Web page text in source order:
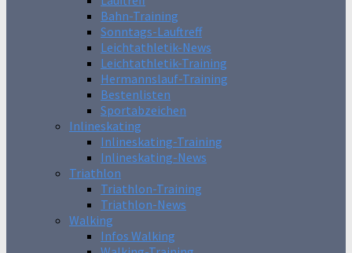
Bahn-Training
Sonntags-Lauftreff
Leichtathletik-News
Leichtathletik-Training
Hermannslauf-Training
Bestenlisten
Sportabzeichen
Inlineskating
Inlineskating-Training
Inlineskating-News
Triathlon
Triathlon-Training
Triathlon-News
Walking
Infos Walking